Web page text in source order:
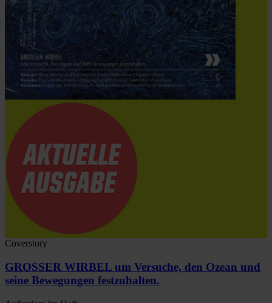
Coverstory
GROSSER WIRBEL um Versuche, den Ozean und
seine Bewegungen festzuhalten.